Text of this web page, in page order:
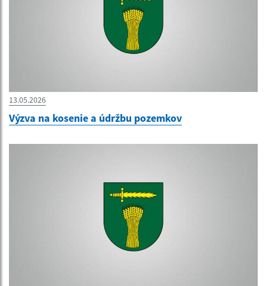
13.05.2026
Výzva na kosenie a údržbu pozemkov